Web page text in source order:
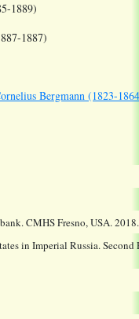
1889)
1887)
Bergmann (1823-
CMHS Fresno, USA.
in Imperial Russia.